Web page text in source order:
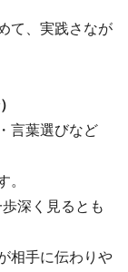
て、実践さなが
言葉選びなど
深く見るとも
相手に伝わりや